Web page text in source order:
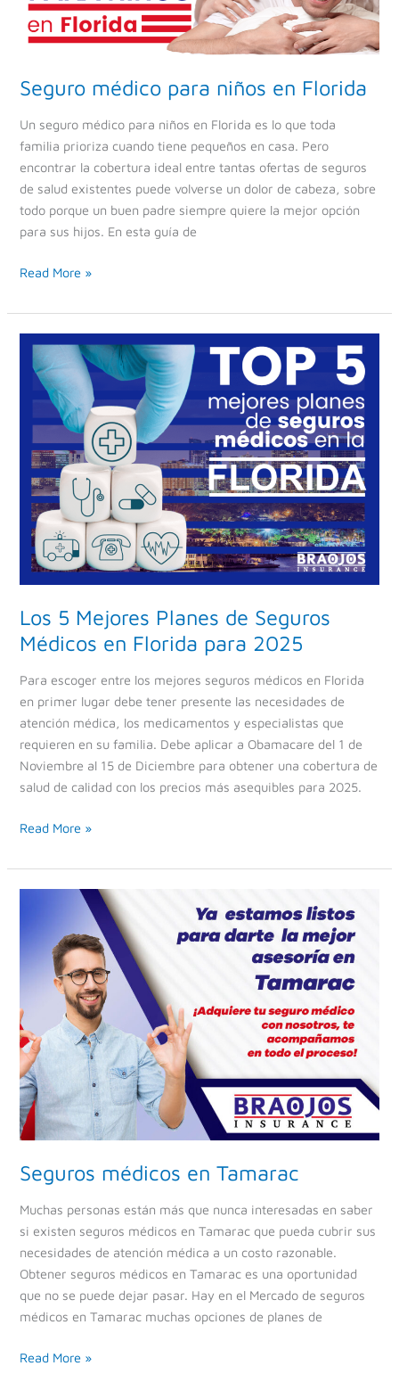
Seguro médico para niños en Florida
Un seguro médico para niños en Florida es lo que toda
familia prioriza cuando tiene pequeños en casa. Pero
encontrar la cobertura ideal entre tantas ofertas de seguros
de salud existentes puede volverse un dolor de cabeza, sobre
todo porque un buen padre siempre quiere la mejor opción
para sus hijos. En esta guía de
Read More »
Los 5 Mejores Planes de Seguros
Médicos en Florida para 2025
Para escoger entre los mejores seguros médicos en Florida
en primer lugar debe tener presente las necesidades de
atención médica, los medicamentos y especialistas que
requieren en su familia. Debe aplicar a Obamacare del 1 de
Noviembre al 15 de Diciembre para obtener una cobertura de
salud de calidad con los precios más asequibles para 2025.
Los
Mejores
Planes
de
Seguros
Médicos
en
Florida
para
2025
Read More »
Seguros médicos en Tamarac
Muchas personas están más que nunca interesadas en saber
si existen seguros médicos en Tamarac que pueda cubrir sus
necesidades de atención médica a un costo razonable.
Obtener seguros médicos en Tamarac es una oportunidad
que no se puede dejar pasar. Hay en el Mercado de seguros
médicos en Tamarac muchas opciones de planes de
Tamarac
Read More »